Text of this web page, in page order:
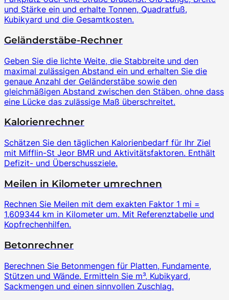
und Stärke ein und erhalte Tonnen, Quadratfuß,
Kubikyard und die Gesamtkosten.
Geländerstäbe-Rechner
Geben Sie die lichte Weite, die Stabbreite und den
maximal zulässigen Abstand ein und erhalten Sie die
genaue Anzahl der Geländerstäbe sowie den
gleichmäßigen Abstand zwischen den Stäben, ohne dass
eine Lücke das zulässige Maß überschreitet.
Kalorienrechner
Schätzen Sie den täglichen Kalorienbedarf für Ihr Ziel
mit Mifflin-St Jeor BMR und Aktivitätsfaktoren. Enthält
Defizit- und Überschussziele.
Meilen in Kilometer umrechnen
Rechnen Sie Meilen mit dem exakten Faktor 1 mi =
1,609344 km in Kilometer um. Mit Referenztabelle und
Kopfrechenhilfen.
Betonrechner
Berechnen Sie Betonmengen für Platten, Fundamente,
Stützen und Wände. Ermitteln Sie m³, Kubikyard,
Sackmengen und einen sinnvollen Zuschlag.